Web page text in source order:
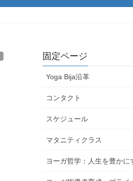
固定ページ
Yoga Bija沿革
コンタクト
スケジュール
マタニティクラス
ヨーガ哲学：人生を豊かに